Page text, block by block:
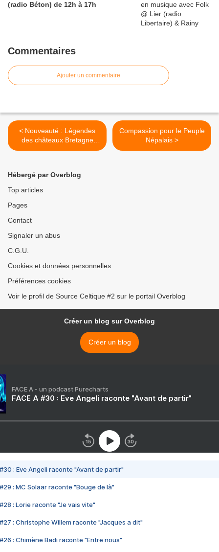
(radio Béton) de 12h à 17h
Commentaires
Ajouter un commentaire
< Nouveauté : Légendes
des châteaux Bretagne
(Coop Breizh / 2015)
Compassion pour le Peuple
Népalais >
Hébergé par Overblog
Top articles
Pages
Contact
Signaler un abus
C.G.U.
Cookies et données personnelles
Préférences cookies
Voir le profil de Source Celtique #2 sur le portail Overblog
Créer un blog sur Overblog
Créer un blog
FACE A - un podcast Purecharts
FACE A #30 : Eve Angeli raconte "Avant de partir"
#30 : Eve Angeli raconte "Avant de partir"
#29 : MC Solaar raconte "Bouge de là"
#28 : Lorie raconte "Je vais vite"
#27 : Christophe Willem raconte "Jacques a dit"
#26 : Chimène Badi raconte "Entre nous"